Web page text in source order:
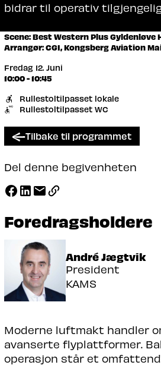
bidrar til operativ
Scene: Best Western Plus Gyldenløve
Arrangør: CGI, Kongsberg Aviation
Fredag 12. Juni
10:00 - 10:45
Rullestoltilpasset lokale
Rullestoltilpasset WC
Tilbake til programmet
Del denne begivenheten
Foredragsholdere
André Jægtvik
President
KAMS
Moderne luftmakt handler
avanserte flyplattformer.
operasjon står et